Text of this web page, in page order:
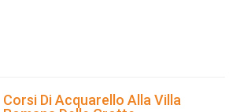
Corsi Di Acquarello Alla Villa